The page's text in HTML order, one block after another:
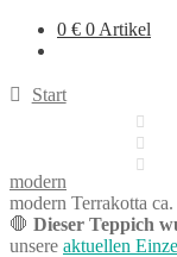
0 € 0 Artikel
Start
modern
modern Terrakotta
🛑 Dieser Teppich
unsere aktuellen